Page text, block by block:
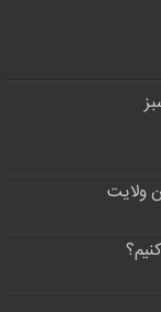
ولایت